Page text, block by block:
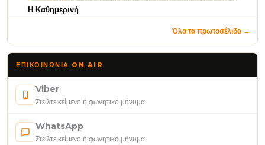
Η Καθημερινή
Όλα τα πρωτοσέλιδα →
ΕΠΙΚΟΙΝΩΝΊΑ ON AIR
Viber
Στείλτε κείμενο ή φωνητικό μήνυμα
WhatsApp
Στείλτε κείμενο ή φωνητικό μήνυμα